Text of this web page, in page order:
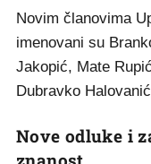
Novim članovima
imenovani su
Jakopić, Mate
Dubravko
Nove odluke i